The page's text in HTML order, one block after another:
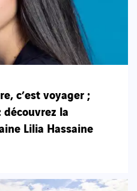
c’est voyager ;
découvrez la
Lilia Hassaine